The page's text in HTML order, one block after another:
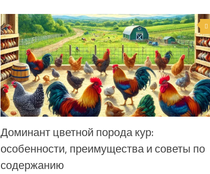
Доминант цветной порода кур:
особенности, преимущества и советы по
содержанию